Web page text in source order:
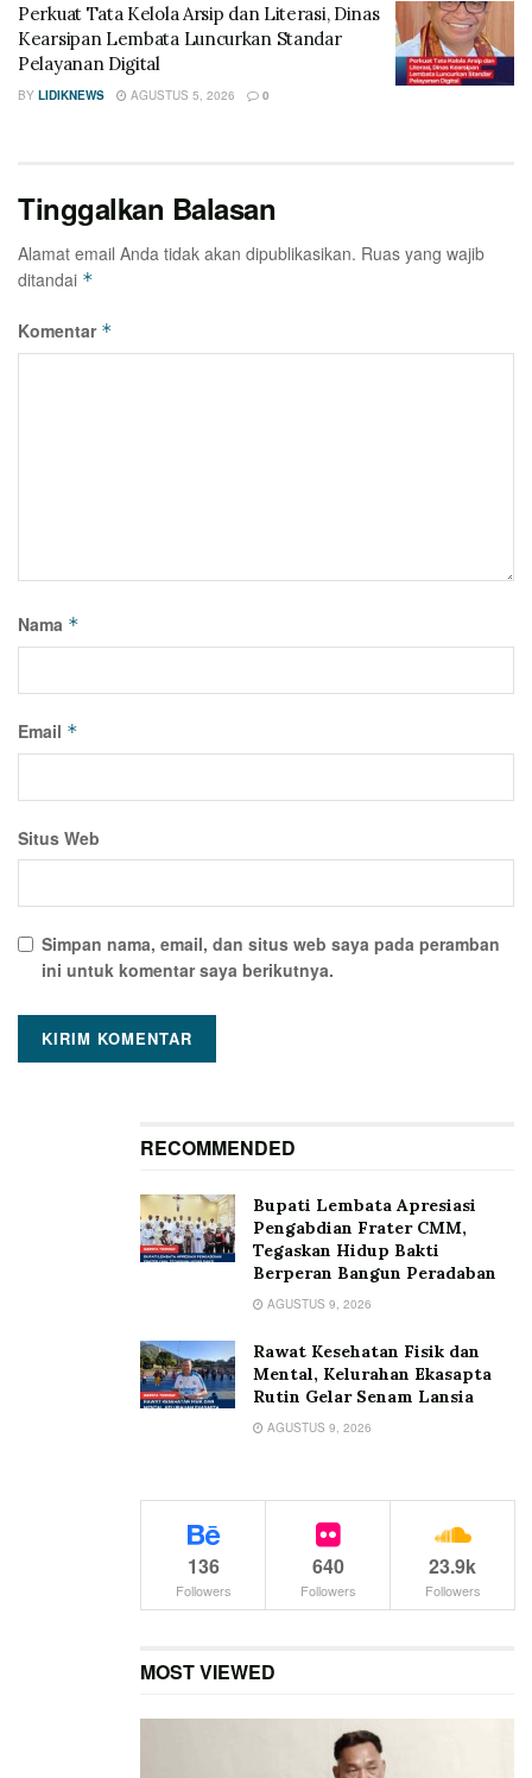
Perkuat Tata Kelola Arsip dan Literasi, Dinas
Kearsipan Lembata Luncurkan Standar
Pelayanan Digital
BY LIDIKNEWS AGUSTUS 5, 2026 0
Tinggalkan Balasan
Alamat email Anda tidak akan dipublikasikan. Ruas yang wajib
ditandai *
Komentar *
Nama *
Email *
Situs Web
Simpan nama, email, dan situs web saya pada peramban
ini untuk komentar saya berikutnya.
RECOMMENDED
Bupati Lembata Apresiasi
Pengabdian Frater CMM,
Tegaskan Hidup Bakti
Berperan Bangun Peradaban
AGUSTUS 9, 2026
Rawat Kesehatan Fisik dan
Mental, Kelurahan Ekasapta
Rutin Gelar Senam Lansia
AGUSTUS 9, 2026
136
Followers
640
Followers
23.9k
Followers
MOST VIEWED